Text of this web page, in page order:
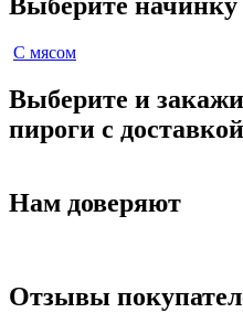
С мясом
Выберите и
пироги с
Нам доверяют
Отзывы